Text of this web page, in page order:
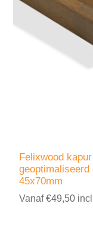
Felixwood
45x70mm
Vanaf €49,50